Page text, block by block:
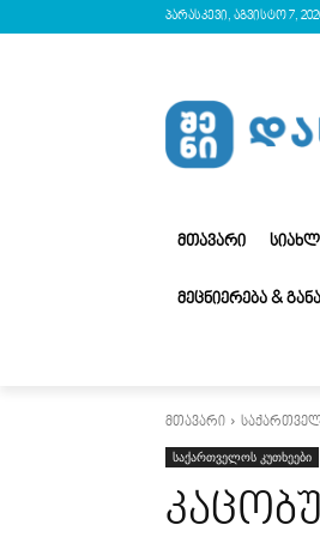
პარასკევი, აგვისტო 7,
ᲛᲗᲐᲕᲐᲠᲘ
ᲛᲔᲪᲜᲘᲔᲠᲔᲑᲐ &
მთავარი
საქართველოს კუთხეები